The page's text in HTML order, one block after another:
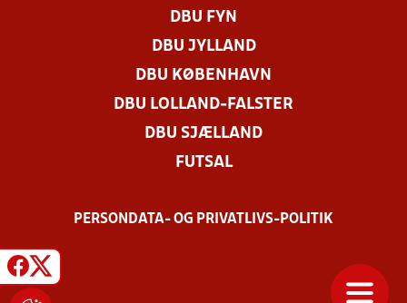
DBU FYN
DBU JYLLAND
DBU KØBENHAVN
DBU LOLLAND-FALSTER
DBU SJÆLLAND
FUTSAL
PERSONDATA- OG PRIVATLIVS-POLITIK